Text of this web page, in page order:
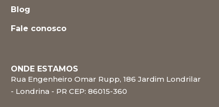
Blog
Fale conosco
ONDE ESTAMOS
Rua Engenheiro Omar Rupp, 186 Jardim Londrilar
- Londrina - PR CEP: 86015-360